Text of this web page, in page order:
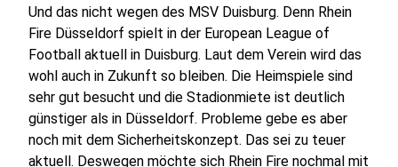
Und das nicht wegen des MSV Duisburg. Denn Rhein
Fire Düsseldorf spielt in der European League of
Football aktuell in Duisburg. Laut dem Verein wird das
wohl auch in Zukunft so bleiben. Die Heimspiele sind
sehr gut besucht und die Stadionmiete ist deutlich
günstiger als in Düsseldorf. Probleme gebe es aber
noch mit dem Sicherheitskonzept. Das sei zu teuer
aktuell. Deswegen möchte sich Rhein Fire nochmal mit